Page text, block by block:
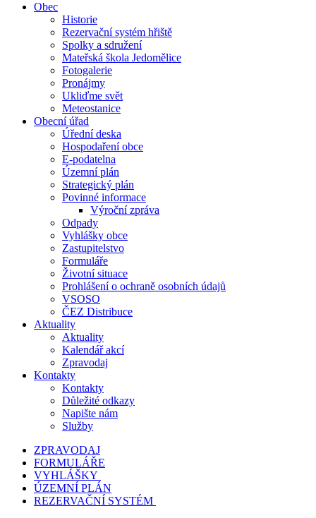
Obec
Historie
Rezervační systém hřiště
Spolky a sdružení
Mateřská škola Jedomělice
Fotogalerie
Pronájmy
Ukliďme svět
Meteostanice
Obecní úřad
Úřední deska
Hospodaření obce
E-podatelna
Územní plán
Strategický plán
Povinné informace
Výroční zpráva
Odpady
Vyhlášky obce
Zastupitelstvo
Formuláře
Životní situace
Prohlášení o ochraně osobních údajů
VSOSO
ČEZ Distribuce
Aktuality
Aktuality
Kalendář akcí
Zpravodaj
Kontakty
Kontakty
Důležité odkazy
Napište nám
Služby
ZPRAVODAJ
FORMULÁŘE
VYHLÁŠKY
ÚZEMNÍ PLÁN
REZERVAČNÍ SYSTÉM